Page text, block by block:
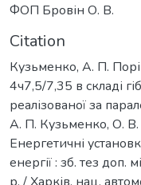
ФОП Бровін О. В.
Citation
Кузьменко, А. П.
4ч7,5/7,35 в складі
реалізованої за
А. П. Кузьменко, О.
Енергетичні
енергії : зб. тез